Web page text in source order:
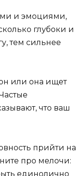
и эмоциями,
глубоки и
тем сильнее
или она ищет
что ваш
прийти на
про мелочи:
единолично